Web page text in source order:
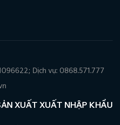
Dịch vụ: 0868.571.777
XUẤT XUẤT NHẬP KHẨU